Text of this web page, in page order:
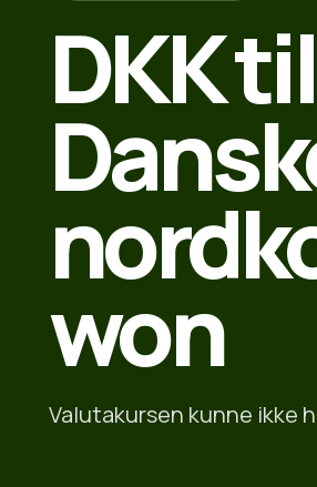
DKK
won
Valutakursen kunne ikke